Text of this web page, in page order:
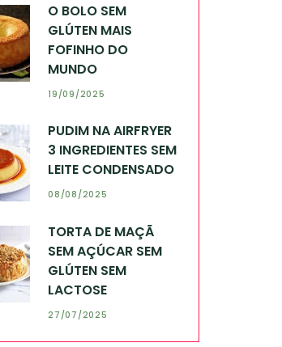
O BOLO SEM
GLÚTEN MAIS
FOFINHO DO
MUNDO
19/09/2025
PUDIM NA AIRFRYER
3 INGREDIENTES SEM
LEITE CONDENSADO
08/08/2025
TORTA DE MAÇÃ
SEM AÇÚCAR SEM
GLÚTEN SEM
LACTOSE
27/07/2025